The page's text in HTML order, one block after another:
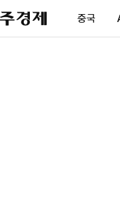
중국